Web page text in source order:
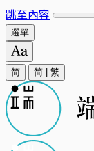
跳至內容
選單
简 简 繁